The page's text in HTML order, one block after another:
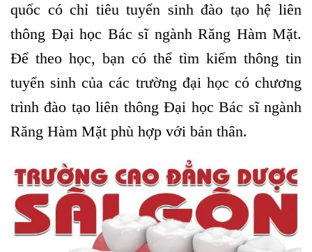
quốc có chỉ tiêu tuyển sinh đào tạo hệ liên
thông Đại học Bác sĩ ngành Răng Hàm Mặt.
Để theo học, bạn có thể tìm kiếm thông tin
tuyển sinh của các trường đại học có chương
trình đào tạo liên thông Đại học Bác sĩ ngành
Răng Hàm Mặt phù hợp với bản thân.